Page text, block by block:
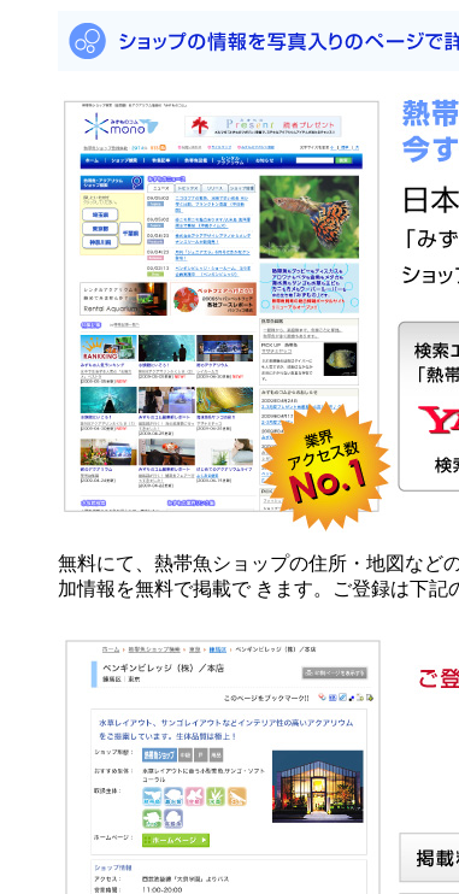
無料にて、熱帯魚ショップの住所・地図など
加情報を無料で掲載で きます。ご登録は下記